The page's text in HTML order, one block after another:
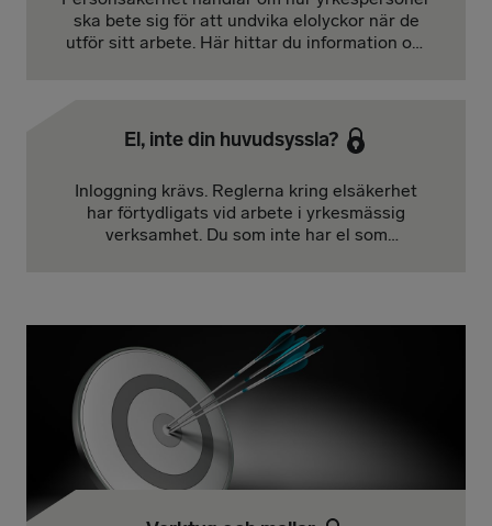
ska bete sig för att undvika elolyckor när de
utför sitt arbete. Här hittar du information om
El, inte din huvudsyssla?
Inloggning krävs. Reglerna kring elsäkerhet
har förtydligats vid arbete i yrkesmässig
verksamhet. Du som inte har el som